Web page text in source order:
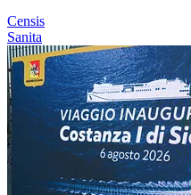
Censis
Sanita